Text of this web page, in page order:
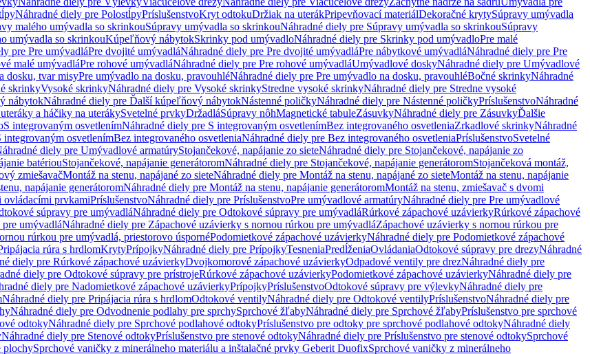
Náhradné diely pre PolostĺpyPríslušenstvoKryt odtokuDržiak na uterákPripevňovací materiálDekoračné krytySúpravy umývadla
malého umývadla so skrinkouSúpravy umývadla so skrinkouNáhradné diely pre Súpravy umývadla so skrinkouSúpravy
umývadla so skrinkouKúpeľňový nábytokSkrinky pod umývadloNáhradné diely pre Skrinky pod umývadloPre malé
pre Pre umývadláPre dvojité umývadláNáhradné diely pre Pre dvojité umývadláPre nábytkové umývadláNáhradné diely pre Pre
malé umývadláPre rohové umývadláNáhradné diely pre Pre rohové umývadláUmývadlové doskyNáhradné diely pre Umývadlové
dosku, tvar misyPre umývadlo na dosku, pravouhléNáhradné diely pre Pre umývadlo na dosku, pravouhléBočné skrinkyNáhradné
skrinkyVysoké skrinkyNáhradné diely pre Vysoké skrinkyStredne vysoké skrinkyNáhradné diely pre Stredne vysoké
nábytokNáhradné diely pre Ďalší kúpeľňový nábytokNástenné poličkyNáhradné diely pre Nástenné poličkyPríslušenstvoNáhradné
a háčiky na uterákySvetelné prvkyDržadláSúpravy nôhMagnetické tabuleZásuvkyNáhradné diely pre ZásuvkyĎalšie
S integrovaným osvetlenímNáhradné diely pre S integrovaným osvetlenímBez integrovaného osvetleniaZrkadlové skrinkyNáhradné
integrovaným osvetlenímBez integrovaného osvetleniaNáhradné diely pre Bez integrovaného osvetleniaPríslušenstvoSvetelné
diely pre Umývadlové armatúryStojančekové, napájanie zo sieteNáhradné diely pre Stojančekové, napájanie zo
batériouStojančekové, napájanie generátoromNáhradné diely pre Stojančekové, napájanie generátoromStojančeková montáž,
zmiešavačMontáž na stenu, napájané zo sieteNáhradné diely pre Montáž na stenu, napájané zo sieteMontáž na stenu, napájanie
napájanie generátoromNáhradné diely pre Montáž na stenu, napájanie generátoromMontáž na stenu, zmiešavač s dvomi
ovládacími prvkamiPríslušenstvoNáhradné diely pre PríslušenstvoPre umývadlové armatúryNáhradné diely pre Pre umývadlové
súpravy pre umývadláNáhradné diely pre Odtokové súpravy pre umývadláRúrkové zápachové uzávierkyRúrkové zápachové
umývadláNáhradné diely pre Zápachové uzávierky s nornou rúrkou pre umývadláZápachové uzávierky s nornou rúrkou pre
rúrkou pre umývadlá, priestorovo úspornéPodomietkové zápachové uzávierkyNáhradné diely pre Podomietkové zápachové
rúra s hrdlomKrytyPrípojkyNáhradné diely pre PrípojkyTesneniaPredĺženiaOvládaniaOdtokové súpravy pre drezyNáhradné
diely pre Rúrkové zápachové uzávierkyDvojkomorové zápachové uzávierkyOdpadové ventily pre drezNáhradné diely pre
diely pre Odtokové súpravy pre prístrojeRúrkové zápachové uzávierkyPodomietkové zápachové uzávierkyNáhradné diely pre
diely pre Nadomietkové zápachové uzávierkyPrípojkyPríslušenstvoOdtokové súpravy pre výlevkyNáhradné diely pre
Náhradné diely pre Pripájacia rúra s hrdlomOdtokové ventilyNáhradné diely pre Odtokové ventilyPríslušenstvoNáhradné diely pre
Náhradné diely pre Odvodnenie podlahy pre sprchySprchové žľabyNáhradné diely pre Sprchové žľabyPríslušenstvo pre sprchové
odtokyNáhradné diely pre Sprchové podlahové odtokyPríslušenstvo pre odtoky pre sprchové podlahové odtokyNáhradné diely
Náhradné diely pre Stenové odtokyPríslušenstvo pre stenové odtokyNáhradné diely pre Príslušenstvo pre stenové odtokySprchové
plochySprchové vaničky z minerálneho materiálu a inštalačné prvky Geberit DuofixSprchové vaničky z minerálneho